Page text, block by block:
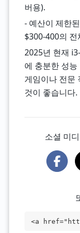
버용).
- 예산이 제한
$300-400의 전
2025년 현재
에 충분한 성
게임이나 전문
것이 좋습니다.
소셜 미
<a